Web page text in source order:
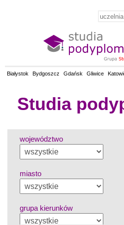
Białystok Bydgoszcz Gdańsk Gliwice
Studia
województwo
miasto
grupa kierunków